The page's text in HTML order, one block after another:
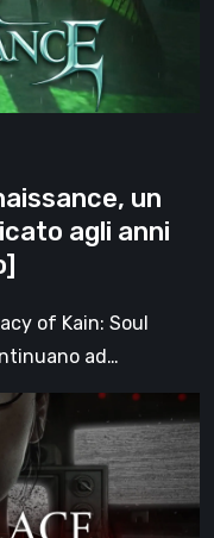
un
agli anni
of Kain: Soul
ad…